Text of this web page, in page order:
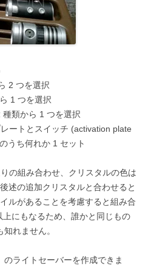
2 つを選択
1 つを選択
類から 1 つを選択
ートとスイッチ (activation plate
うち何れか 1 セット
の組み合わせ、クリスタルの色は
述の追加クリスタルと合わせると
ルがあることを考慮すると組み合
にもなるため、誰かと同じもの
れません。
ライトセーバーを作成できま